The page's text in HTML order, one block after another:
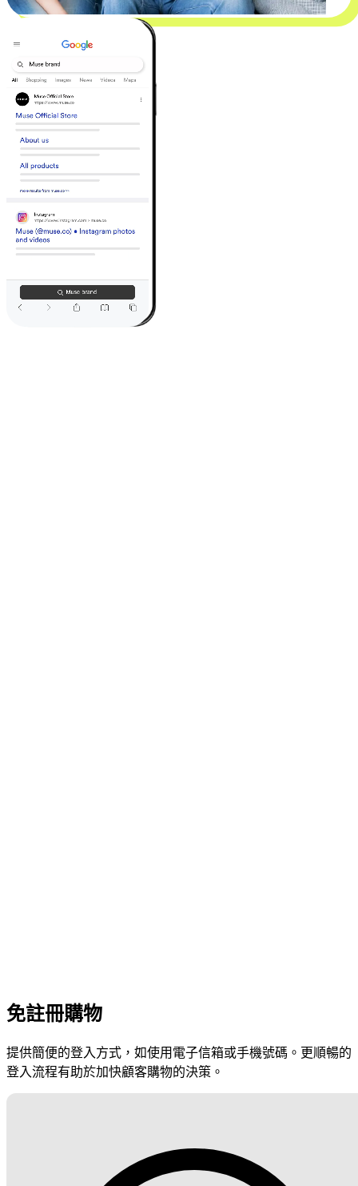
免註冊購物
提供簡便的登入方式，如使用電子信箱或手機號碼。更順暢的
登入流程有助於加快顧客購物的決策。